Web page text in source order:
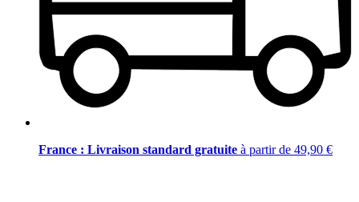
France : Livraison standard gratuite à partir de 49,90 €